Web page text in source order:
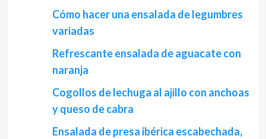
Cómo hacer una ensalada de legumbres
variadas
Refrescante ensalada de aguacate con
naranja
Cogollos de lechuga al ajillo con anchoas
y queso de cabra
Ensalada de presa ibérica escabechada,